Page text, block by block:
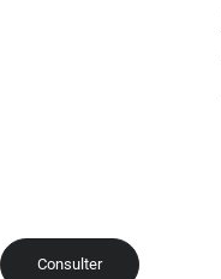
Consulter